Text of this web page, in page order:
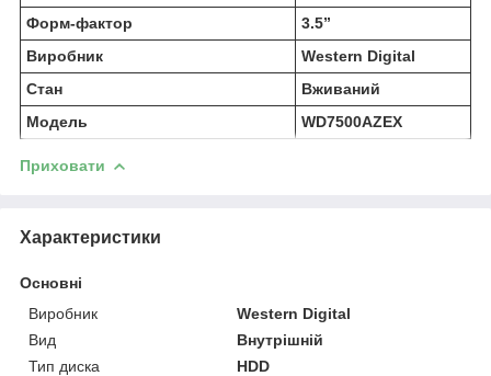
Форм-фактор
3.5”
Виробник
Western Digital
Стан
Вживаний
Модель
WD7500AZEX
Приховати
Характеристики
Основні
Виробник
Western Digital
Вид
Внутрішній
Тип диска
HDD